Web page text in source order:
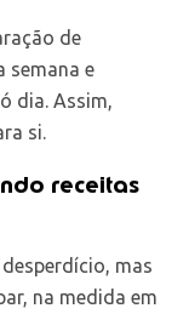
de
semana e
dia. Assim,
si.
receitas
mas
na medida em